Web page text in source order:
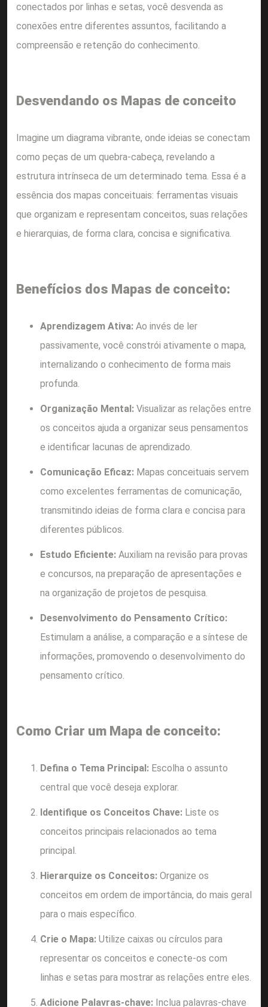
conectados por linhas e setas, você desvenda as
conexões entre diferentes assuntos, facilitando a
compreensão e retenção do conhecimento.
Desvendando os Mapas de conceito
Imagine um diagrama vibrante, onde ideias se conectam
como peças de um quebra-cabeça, revelando a
estrutura intrínseca de um determinado tema. Essa é a
essência dos mapas conceituais: ferramentas visuais
que organizam e representam conceitos, suas relações
e hierarquias, de forma clara, concisa e significativa.
Benefícios dos Mapas de conceito:
Aprendizagem Ativa: Ao invés de ler
passivamente, você constrói ativamente o mapa,
internalizando o conhecimento de forma mais
profunda.
Organização Mental: Visualizar as relações entre
os conceitos ajuda a organizar seus pensamentos
e identificar lacunas de aprendizado.
Comunicação Eficaz: Mapas conceituais servem
como excelentes ferramentas de comunicação,
transmitindo ideias de forma clara e concisa para
diferentes públicos.
Estudo Eficiente: Auxiliam na revisão para provas
e concursos, na preparação de apresentações e
na organização de projetos de pesquisa.
Desenvolvimento do Pensamento Crítico:
Estimulam a análise, a comparação e a síntese de
informações, promovendo o desenvolvimento do
pensamento crítico.
Como Criar um Mapa de conceito:
Defina o Tema Principal: Escolha o assunto
central que você deseja explorar.
Identifique os Conceitos Chave: Liste os
conceitos principais relacionados ao tema
principal.
Hierarquize os Conceitos: Organize os
conceitos em ordem de importância, do mais geral
para o mais específico.
Crie o Mapa: Utilize caixas ou círculos para
representar os conceitos e conecte-os com
linhas e setas para mostrar as relações entre eles.
Adicione Palavras-chave: Inclua palavras-chave